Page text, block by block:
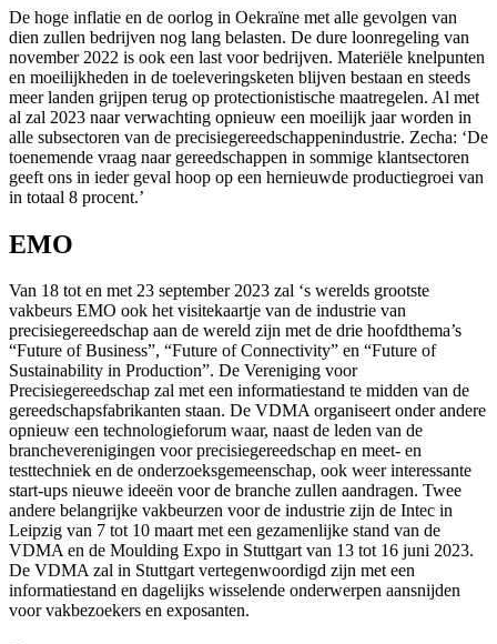
De hoge inflatie en de oorlog in Oekraïne met alle gevolgen van
dien zullen bedrijven nog lang belasten. De dure loonregeling van
november 2022 is ook een last voor bedrijven. Materiële knelpunten
en moeilijkheden in de toeleveringsketen blijven bestaan en steeds
meer landen grijpen terug op protectionistische maatregelen. Al met
al zal 2023 naar verwachting opnieuw een moeilijk jaar worden in
alle subsectoren van de precisiegereedschappenindustrie. Zecha: ‘De
toenemende vraag naar gereedschappen in sommige klantsectoren
geeft ons in ieder geval hoop op een hernieuwde productiegroei van
in totaal 8 procent.’
EMO
Van 18 tot en met 23 september 2023 zal ‘s werelds grootste
vakbeurs EMO ook het visitekaartje van de industrie van
precisiegereedschap aan de wereld zijn met de drie hoofdthema’s
“Future of Business”, “Future of Connectivity” en “Future of
Sustainability in Production”. De Vereniging voor
Precisiegereedschap zal met een informatiestand te midden van de
gereedschapsfabrikanten staan. De VDMA organiseert onder andere
opnieuw een technologieforum waar, naast de leden van de
brancheverenigingen voor precisiegereedschap en meet- en
testtechniek en de onderzoeksgemeenschap, ook weer interessante
start-ups nieuwe ideeën voor de branche zullen aandragen. Twee
andere belangrijke vakbeurzen voor de industrie zijn de Intec in
Leipzig van 7 tot 10 maart met een gezamenlijke stand van de
VDMA en de Moulding Expo in Stuttgart van 13 tot 16 juni 2023.
De VDMA zal in Stuttgart vertegenwoordigd zijn met een
informatiestand en dagelijks wisselende onderwerpen aansnijden
voor vakbezoekers en exposanten.